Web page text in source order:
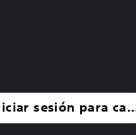
sesión para